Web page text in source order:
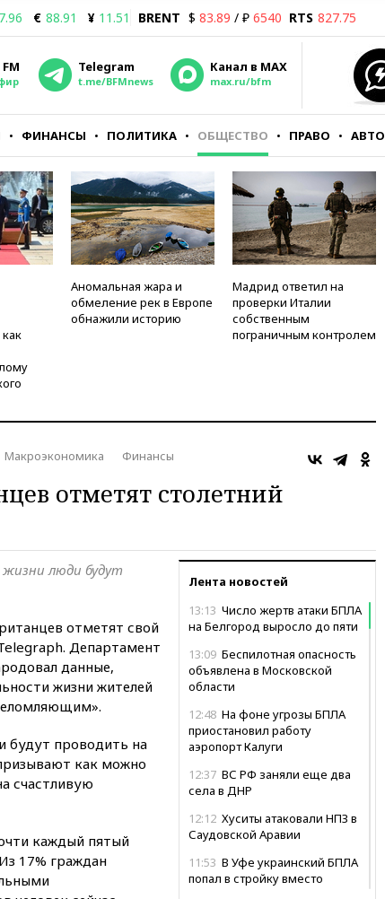
€ 88.91 ¥ 11.51 BRENT $ 83.89 / ₽ 6540 RTS 827.75
Telegram
t.me/BFMnews
Канал в MAX
max.ru/bfm
ФИНАНСЫ ПОЛИТИКА ОБЩЕСТВО ПРАВО АВТО
Аномальная жара и
обмеление рек в Европе
обнажили историю
Мадрид ответил на
проверки Италии
собственным
пограничным контролем
Макроэкономика Финансы
отметят столетний
Лента новостей
13:13 Число жертв атаки БПЛА
на Белгород выросло до пяти
13:09 Беспилотная опасность
объявлена в Московской
области
12:48 На фоне угрозы БПЛА
приостановил работу
аэропорт Калуги
12:37 ВС РФ заняли еще два
села в ДНР
12:12 Хуситы атаковали НПЗ в
Саудовской Аравии
11:53 В Уфе украинский БПЛА
попал в стройку вместо
люди будут
отметят свой
Департамент
данные,
жизни жителей
будут проводить на
как можно
счастливую
каждый пятый
17% граждан